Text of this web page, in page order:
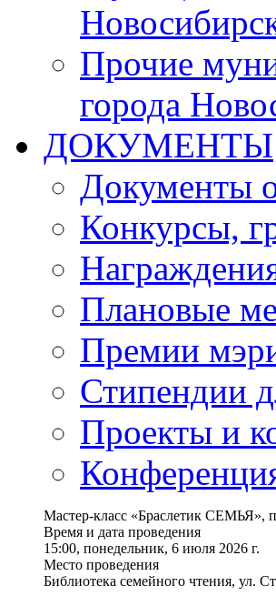
Прочие
города
ДОКУМЕНТЫ
Документы
Конкурсы,
Плановые
Премии
Стипендии
Проекты и
Мастер-класс «Браслетик СЕМЬЯ»,
Время и дата проведения
15:00, понедельник, 6 июля 2026 г.
Место проведения
Библиотека семейного чтения, ул.